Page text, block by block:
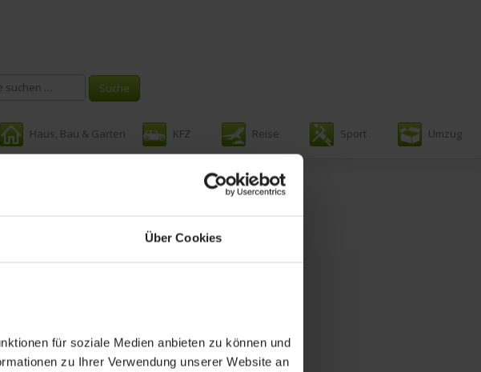
Über Cookies
für soziale Medien anbieten zu können und
zu Ihrer Verwendung unserer Website an
Haus, Bau & Garten KFZ Reise Sport Umzug
für kur